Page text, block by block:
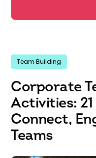
Team Building
Corporate
Activities:
Connect,
Teams